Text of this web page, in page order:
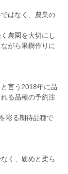
はなく、農業の
農園を大切にし
がら果樹作りに
言う2018年に品
る品種の予約注
彩る期待品種で
く、硬めと柔ら